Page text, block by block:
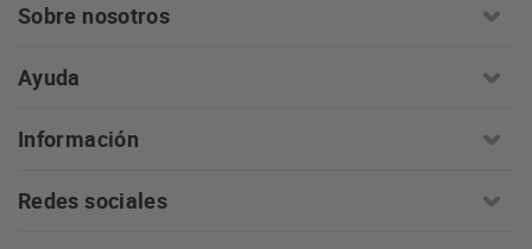
Sobre nosotros
Ayuda
Información
Redes sociales